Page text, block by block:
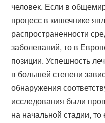
человек. Если в
процесс в кишечнике
распространенности
заболеваний, то в
позиции. Успешность
в большей степени
обнаружения
исследования были
на начальной стадии,